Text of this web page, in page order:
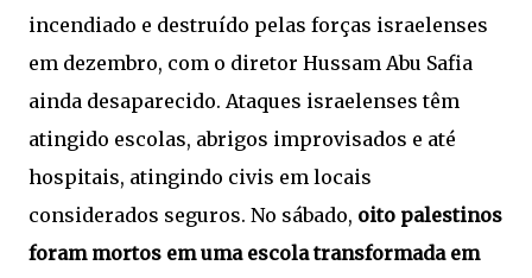
incendiado e destruído pelas forças israelenses
em dezembro, com o diretor Hussam Abu Safia
ainda desaparecido. Ataques israelenses têm
atingido escolas, abrigos improvisados e até
hospitais, atingindo civis em locais
considerados seguros. No sábado, oito palestinos
foram mortos em uma escola transformada em